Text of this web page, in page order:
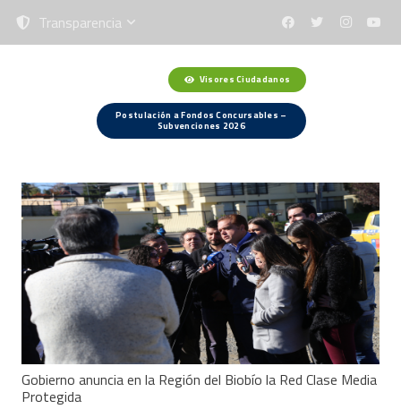
Transparencia
Visores Ciudadanos
Postulación a Fondos Concursables –
Subvenciones 2026
Gobierno anuncia en la Región del Biobío la Red Clase Media
Protegida